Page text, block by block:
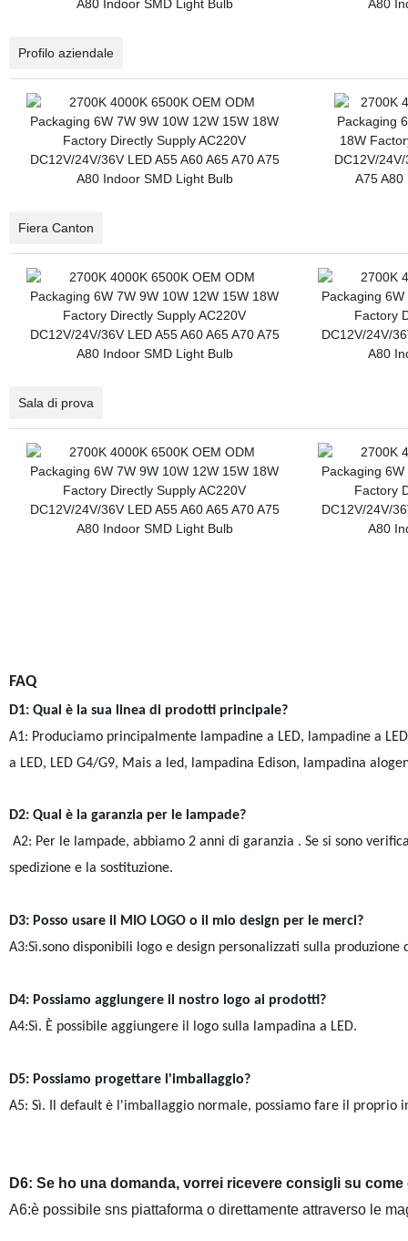
Profilo aziendale
Fiera Canton
Sala di prova
FAQ
D1: Qual è la sua linea di prodotti principale?
A1: Produciamo principalmente lampadine a LED, lampadine a
a LED, LED G4/G9, Mais a led, lampadina Edison, lampadina
D2: Qual è la garanzia per le lampade?
A2: Per le lampade, abbiamo 2 anni di garanzia . Se si sono
spedizione e la sostituzione.
D3: Posso usare il MIO LOGO o il mio design per le merci?
A3:Sì.sono disponibili logo e design personalizzati sulla produzione
D4: Possiamo aggiungere il nostro logo ai prodotti?
A4:Sì. È possibile aggiungere il logo sulla lampadina a LED.
D5: Possiamo progettare l'imballaggio?
A5: Sì. Il default è l'imballaggio normale, possiamo fare il proprio
D6: Se ho una domanda, vorrei ricevere consigli su
A6:è possibile sns piattaforma o direttamente attraverso le